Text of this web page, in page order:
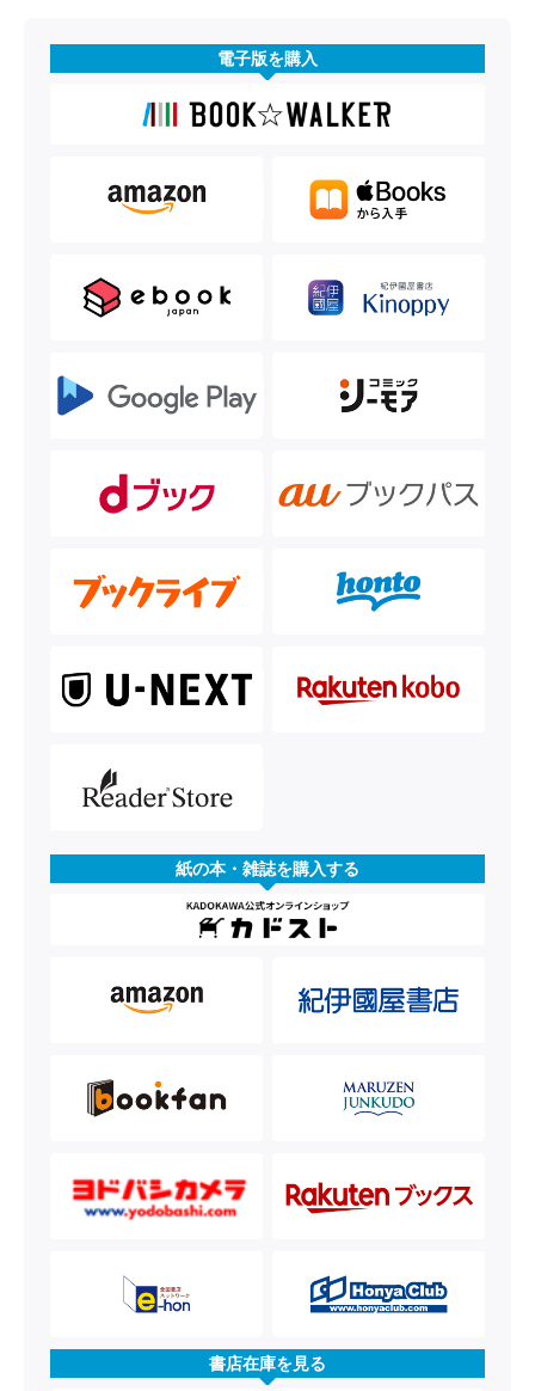
電子版を購入
紙の本・雑誌を購入する
書店在庫を見る